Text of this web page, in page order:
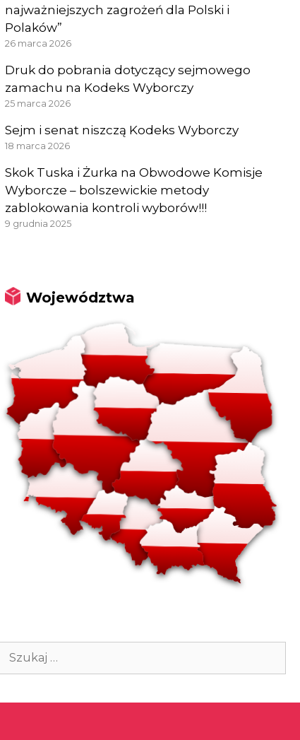
najważniejszych zagrożeń dla Polski i
Polaków”
26 marca 2026
Druk do pobrania dotyczący sejmowego
zamachu na Kodeks Wyborczy
25 marca 2026
Sejm i senat niszczą Kodeks Wyborczy
18 marca 2026
Skok Tuska i Żurka na Obwodowe Komisje
Wyborcze – bolszewickie metody
zablokowania kontroli wyborów!!!
9 grudnia 2025
Województwa
Szukaj: